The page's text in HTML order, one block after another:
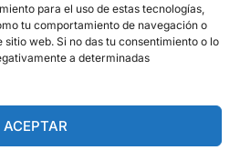
para el uso de estas tecnologías,
tu comportamiento de navegación o
web. Si no das tu consentimiento o lo
a determinadas
ACEPTAR
Polonia
Australia
Sudáfrica